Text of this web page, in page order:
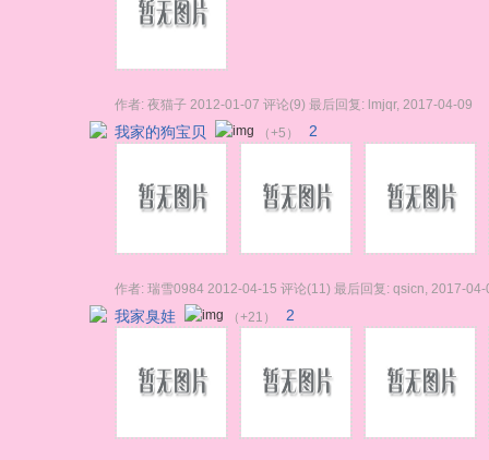
作者: 夜猫子 2012-01-07 评论(9) 最后回复: lmjqr, 2017-04-09
我家的狗宝贝 （+5） 2
作者: 瑞雪0984 2012-04-15 评论(11) 最后回复: qsicn 2017-04-
我家臭娃 （+21） 2